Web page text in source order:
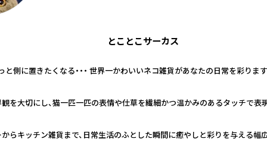
とことこサーカス
と側に置きたくなる・・・ 世界一かわいいネコ雑貨があなたの日常を彩ります
を大切にし、猫一匹一匹の表情や仕草を繊細かつ温かみのあるタッチで表
らキッチン雑貨まで、日常生活のふとした瞬間に癒やしと彩りを与える幅